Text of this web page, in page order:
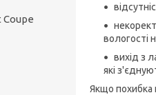
вологості
вихід з
які
Якщо похибка
Coupe